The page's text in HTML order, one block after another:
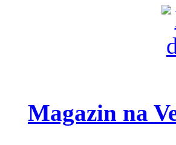
Magazin na